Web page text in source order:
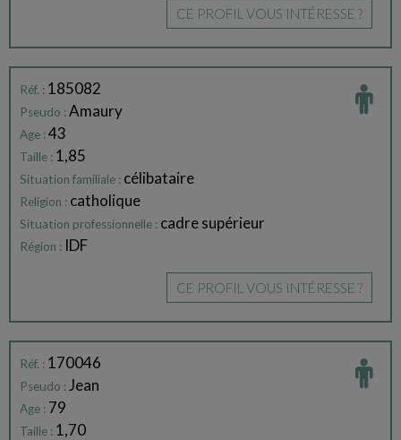
CE PROFIL VOUS INTÉRESSE ?
Réf. : 185082
Pseudo :Amaury
Age :43
Taille : 1,85
Situation familiale : célibataire
Religion : catholique
Situation professionnelle : cadre supérieur
Région : IDF
CE PROFIL VOUS INTÉRESSE ?
Réf. : 170046
Pseudo : Jean
Age : 79
Taille : 1,70